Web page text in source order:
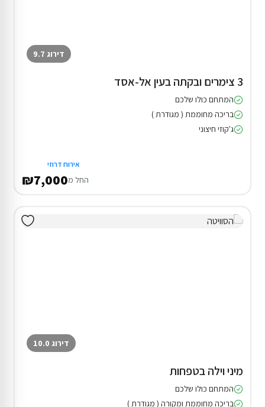
דירוג 9.7
3 צימרים ובקתה בעין אל-אסד
המתחם כולו שלכם
בריכה מחוממת ( מגודרת )
ג'קוזי חיצוני
אירוח דרוזי
החל מ₪7,000
דירוג 10.0
מיני וילה בטפחות
המתחם כולו שלכם
בריכה מחוממת ומקורה ( מגודרת )